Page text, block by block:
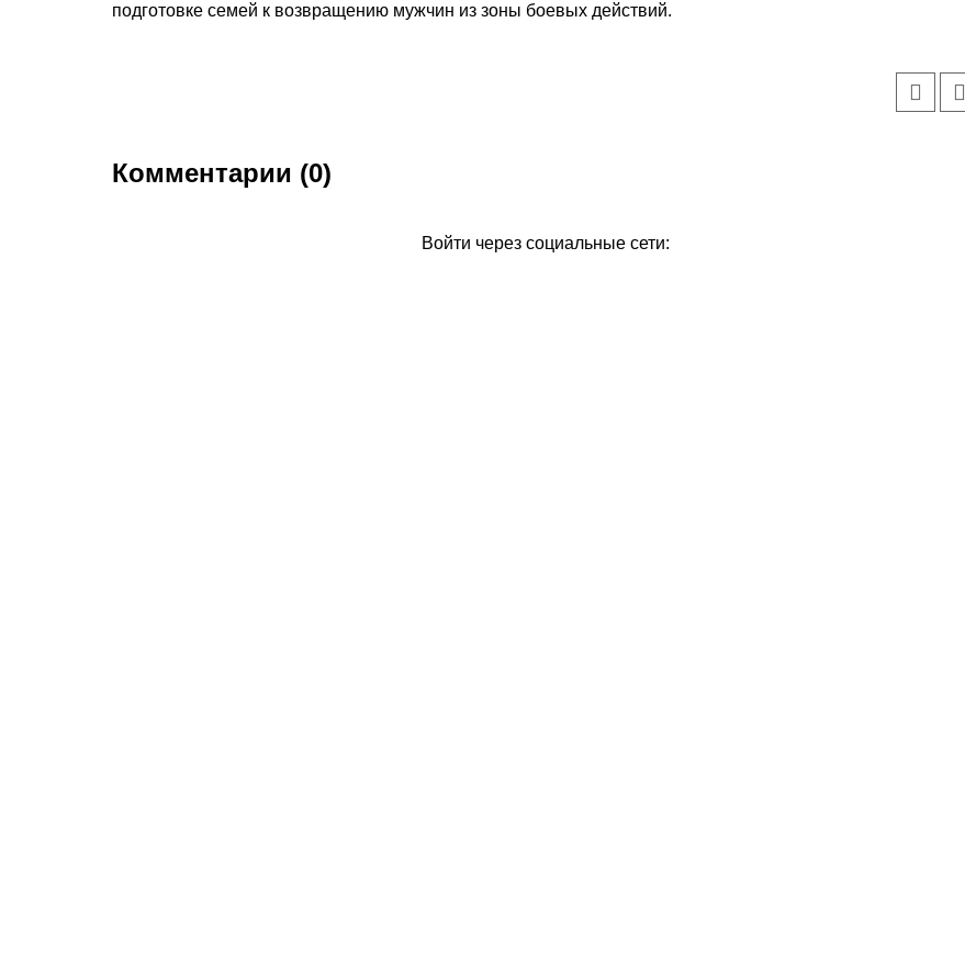
подготовке семей к возвращению мужчин из зоны боевых действий.
Комментарии (0)
Войти через социальные сети: